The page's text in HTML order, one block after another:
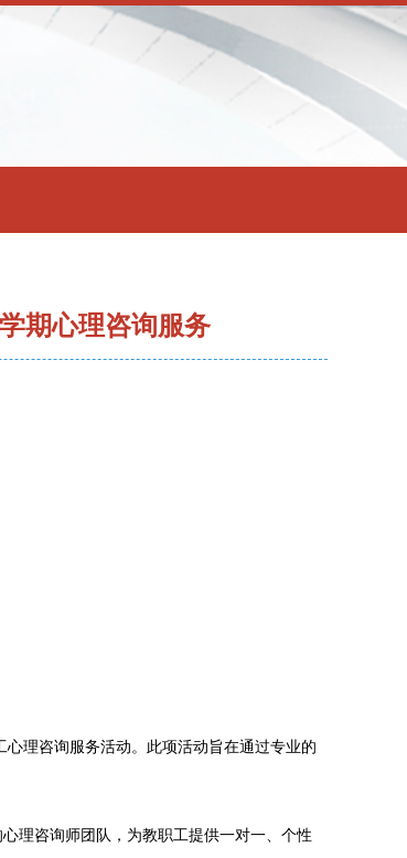
期心理咨询服务
理咨询服务活动。此项活动旨在通过专业的
理咨询师团队，为教职工提供一对一、个性